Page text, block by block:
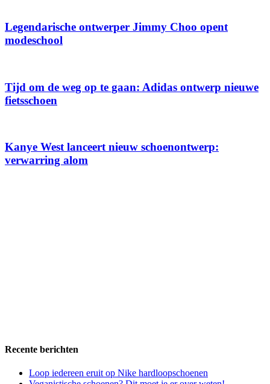
Legendarische ontwerper Jimmy Choo opent
modeschool
Tijd om de weg op te gaan: Adidas ontwerp nieuwe
fietsschoen
Kanye West lanceert nieuw schoenontwerp:
verwarring alom
Recente berichten
Loop iedereen eruit op Nike hardloopschoenen